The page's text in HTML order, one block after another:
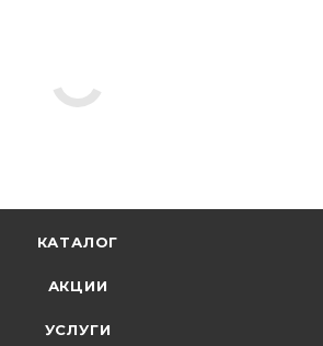
КАТАЛОГ
АКЦИИ
УСЛУГИ